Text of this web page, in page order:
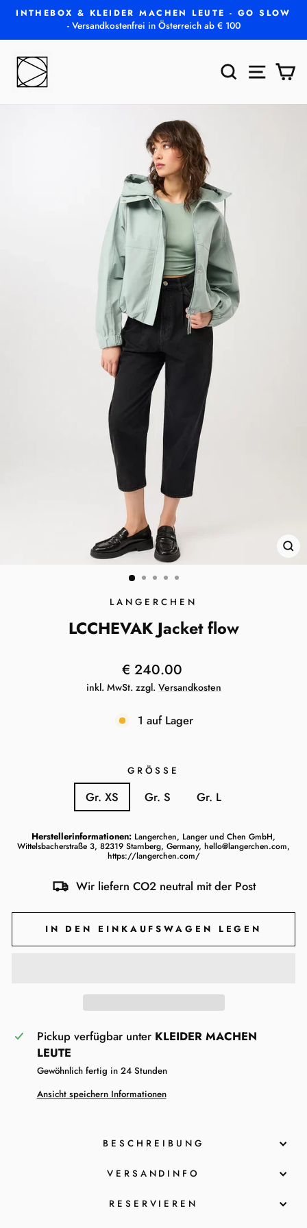
Direkt
Inhalt
Pause
INTHEBOX & KLEIDER MACHEN LEUTE - GO SLOW
- Versandkostenfrei in Österreich ab € 100
SUCHE
LANGERCHEN
LCCHEVAK Jacket flow
Normaler
Preis
€ 240.00
inkl. MwSt. zzgl. Versandkosten
1 auf Lager
GRÖSSE
Gr. XS Gr. S Gr. L
Herstellerinformationen: Langerchen, Langer und Chen GmbH,
Wittelsbacherstraße 3, 82319 Starnberg, Germany, hello@langerchen.com,
https://langerchen.com/
Wir liefern CO2 neutral mit der Post
IN DEN EINKAUFSWAGEN LEGEN
Pickup verfügbar unter KLEIDER MACHEN
LEUTE
Gewöhnlich fertig in 24 Stunden
Ansicht speichern Informationen
BESCHREIBUNG
VERSANDINFO
RESERVIEREN